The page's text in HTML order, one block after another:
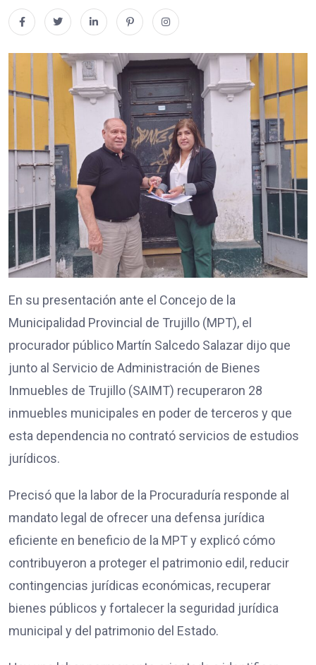
En su presentación ante el Concejo de la
Municipalidad Provincial de Trujillo (MPT), el
procurador público Martín Salcedo Salazar dijo que
junto al Servicio de Administración de Bienes
Inmuebles de Trujillo (SAIMT) recuperaron 28
inmuebles municipales en poder de terceros y que
esta dependencia no contrató servicios de estudios
jurídicos.
Precisó que la labor de la Procuraduría responde al
mandato legal de ofrecer una defensa jurídica
eficiente en beneficio de la MPT y explicó cómo
contribuyeron a proteger el patrimonio edil, reducir
contingencias jurídicas económicas, recuperar
bienes públicos y fortalecer la seguridad jurídica
municipal y del patrimonio del Estado.